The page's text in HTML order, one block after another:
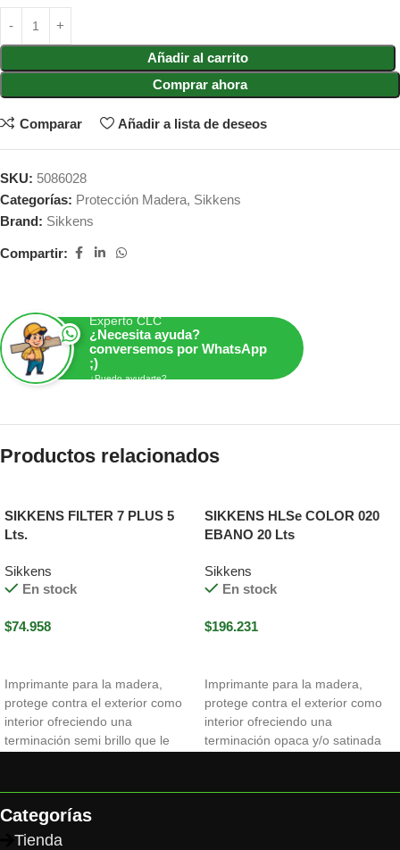
Añadir al carrito
Comprar ahora
Comparar Añadir a lista de deseos
SKU: 5086028
Categorías: Protección Madera, Sikkens
Brand: Sikkens
Compartir:
Experto CLC
¿Necesita ayuda?
conversemos por WhatsApp
;)
¿Puedo ayudarte?
Productos relacionados
SIKKENS FILTER 7 PLUS 5
Lts.
Sikkens
En stock
$74.958
Imprimante para la madera,
protege contra el exterior como
interior ofreciendo una
terminación semi brillo que le
aprox por LitroForma ideal de
aplicación 1 mano de HLSe y 2
manos de Filter 712 a 24 hrs de
SIKKENS HLSe COLOR 020
EBANO 20 Lts
Sikkens
En stock
$196.231
Imprimante para la madera,
protege contra el exterior como
interior ofreciendo una
terminación opaca y/o satinada
aprox por litroForma ideal de
Categorías
Tienda